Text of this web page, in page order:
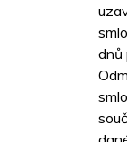
dnů